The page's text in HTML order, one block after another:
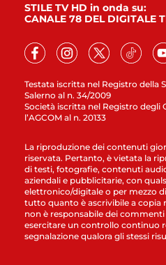
Testata iscritta nel Registro della
Salerno al n. 34/2009
Società iscritta nel Registro degli
l’AGCOM al n. 20133
STILE TV HD in onda su:
CANALE 78 DEL DIGITALE
La riproduzione dei contenuti
riservata. Pertanto, è vietata la
di testi, fotografie, contenuti
aziendali e pubblicitarie, con
elettronico/digitale o per mezzo
tutto quanto è ascrivibile a copia
non è responsabile dei
esercitare un controllo continuo
segnalazione qualora gli stessi